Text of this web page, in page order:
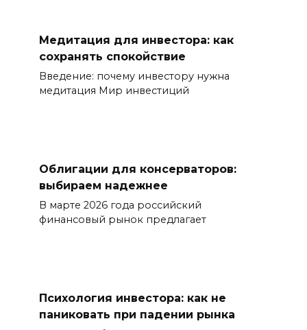
Медитация для инвестора: как
сохранять спокойствие
Введение: почему инвестору нужна
медитация Мир инвестиций
Облигации для консерваторов:
выбираем надежнее
В марте 2026 года российский
финансовый рынок предлагает
Психология инвестора: как не
паниковать при падении рынка